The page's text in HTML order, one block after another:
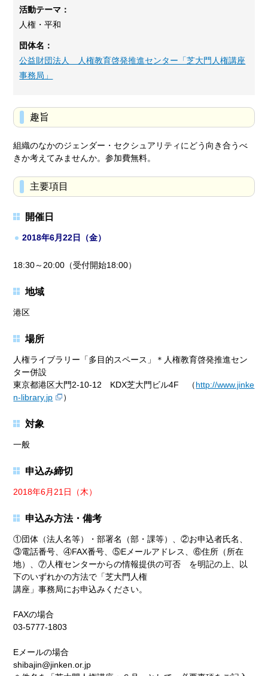
活動テーマ：
人権・平和
団体名：
公益財団法人 人権教育啓発推進センター「芝大門人権講座
事務局」
趣旨
組織のなかのジェンダー・セクシュアリティにどう向き合うべ
きか考えてみませんか。参加費無料。
主要項目
開催日
2018年6月22日（金）
18:30～20:00（受付開始18:00）
地域
港区
場所
人権ライブラリー「多目的スペース」＊人権教育啓発推進セン
ター併設
東京都港区大門2-10-12 KDX芝大門ビル4F （http://www.jinke
n-library.jp
）
対象
一般
申込み締切
2018年6月21日（木）
申込み方法・備考
①団体（法人名等）・部署名（部・課等）、②お申込者氏名、
③電話番号、④FAX番号、⑤Eメールアドレス、⑥住所（所在
地）、⑦人権センターからの情報提供の可否 を明記の上、以
下のいずれかの方法で「芝大門人権
講座」事務局にお申込みください。
FAXの場合
03-5777-1803
Eメールの場合
shibajin@jinken.or.jp